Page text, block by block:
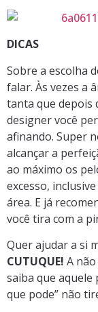
DICAS
Sobre a escolha
falar. Às vezes a
tanta que depois
designer você
afinando. Super
alcançar a
ao máximo os
excesso, inclusive
área. E já
você tira com a
Quer ajudar a si
CUTUQUE! A
saiba que aquele
que pode” não